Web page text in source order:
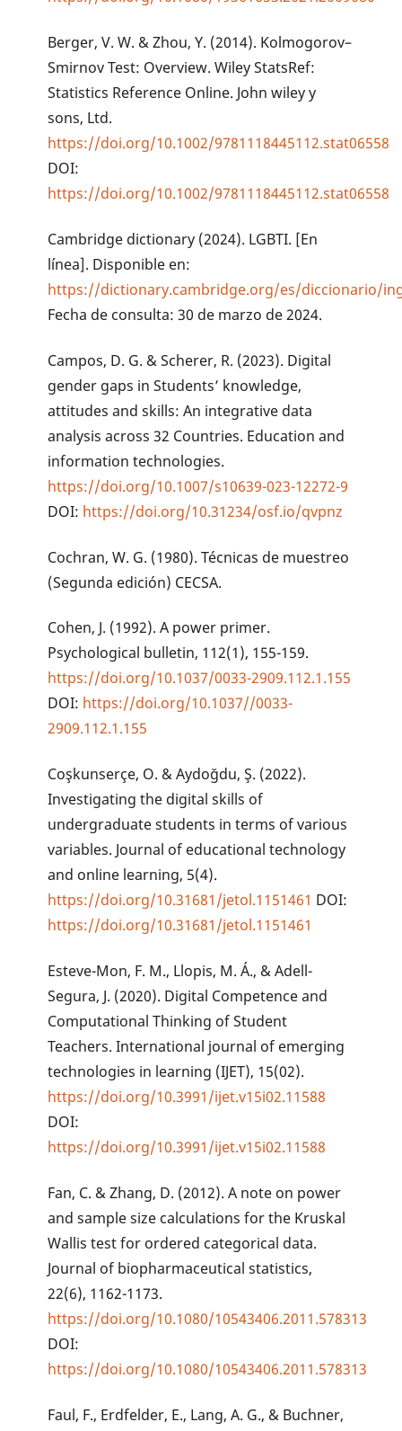
Berger, V. W. & Zhou, Y. (2014). Kolmogorov–
Smirnov Test: Overview. Wiley StatsRef:
Statistics Reference Online. John wiley y
sons, Ltd.
https://doi.org/10.1002/9781118445112.stat06558
DOI:
https://doi.org/10.1002/9781118445112.stat06558
Cambridge dictionary (2024). LGBTI. [En
línea]. Disponible en:
https://dictionary.cambridge.org/es/diccionario/
Fecha de consulta: 30 de marzo de 2024.
Campos, D. G. & Scherer, R. (2023). Digital
gender gaps in Students’ knowledge,
attitudes and skills: An integrative data
analysis across 32 Countries. Education and
information technologies.
https://doi.org/10.1007/s10639-023-12272-9
DOI: https://doi.org/10.31234/osf.io/qvpnz
Cochran, W. G. (1980). Técnicas de muestreo
(Segunda edición) CECSA.
Cohen, J. (1992). A power primer.
Psychological bulletin, 112(1), 155-159.
https://doi.org/10.1037/0033-2909.112.1.155
DOI: https://doi.org/10.1037//0033-
2909.112.1.155
Coşkunserçe, O. & Aydoğdu, Ş. (2022).
Investigating the digital skills of
undergraduate students in terms of various
variables. Journal of educational technology
and online learning, 5(4).
https://doi.org/10.31681/jetol.1151461 DOI:
https://doi.org/10.31681/jetol.1151461
Esteve-Mon, F. M., Llopis, M. Á., & Adell-
Segura, J. (2020). Digital Competence and
Computational Thinking of Student
Teachers. International journal of emerging
technologies in learning (IJET), 15(02).
https://doi.org/10.3991/ijet.v15i02.11588
DOI:
https://doi.org/10.3991/ijet.v15i02.11588
Fan, C. & Zhang, D. (2012). A note on power
and sample size calculations for the Kruskal
Wallis test for ordered categorical data.
Journal of biopharmaceutical statistics,
22(6), 1162-1173.
https://doi.org/10.1080/10543406.2011.578313
DOI:
https://doi.org/10.1080/10543406.2011.578313
Faul, F., Erdfelder, E., Lang, A. G., & Buchner,